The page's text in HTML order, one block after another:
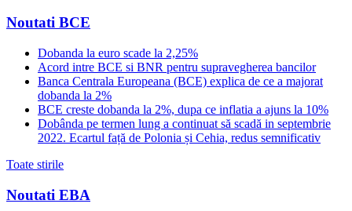
Noutati BCE
Dobanda la euro scade la 2,25%
Acord intre BCE si BNR pentru supravegherea bancilor
Banca Centrala Europeana (BCE) explica de ce a majorat
dobanda la 2%
BCE creste dobanda la 2%, dupa ce inflatia a ajuns la 10%
Dobânda pe termen lung a continuat să scadă in septembrie
2022. Ecartul față de Polonia și Cehia, redus semnificativ
Toate stirile
Noutati EBA